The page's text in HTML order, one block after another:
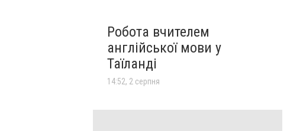
Робота вчителем
англійської мови у
Таїланді
14:52, 2 серпня